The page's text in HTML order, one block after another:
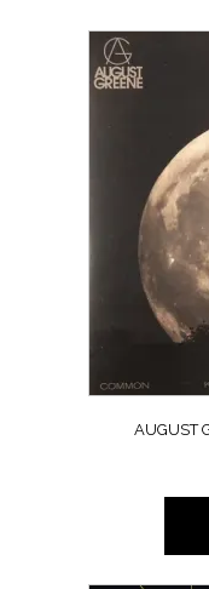
AUGUST